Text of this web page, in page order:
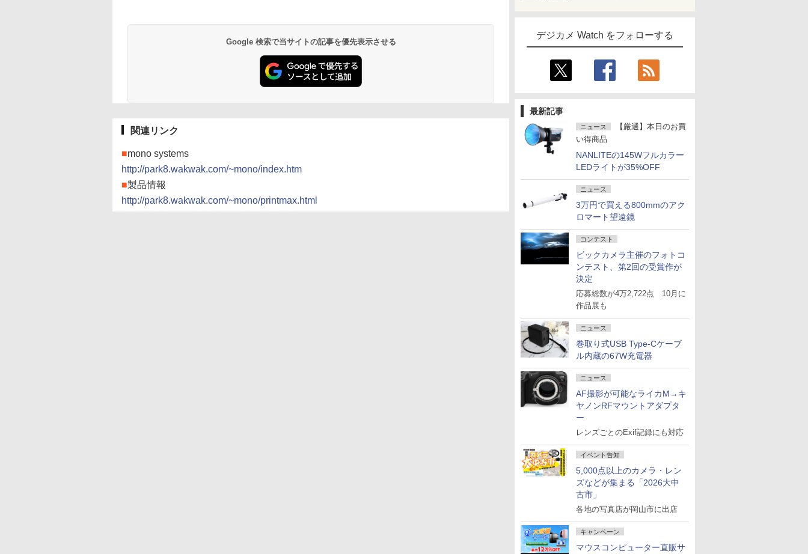
デジカメ Watch をフォローする
最新記事
ニュース
【厳選】本日のお買
い得商品
NANLITEの145Wフルカラー
LEDライトが35%OFF
ニュース
3万円で買える800mmのアク
ロマート望遠鏡
コンテスト
ビックカメラ主催のフォトコ
ンテスト、第2回の受賞作が
決定
応募総数が4万2,722点 10月に
作品展も
ニュース
巻取り式USB Type-Cケーブ
ル内蔵の67W充電器
ニュース
AF撮影が可能なライカM→キ
ヤノンRFマウントアダプタ
ー
レンズごとのExif記録にも対応
イベント告知
5,000点以上のカメラ・レン
ズなどが集まる「2026大中
古市」
各地の写真店が岡山市に出店
キャンペーン
マウスコンピューター直販サ
Google 検索で当サイトの記事を優先表示させる
関連リンク
■mono systems
http://park8.wakwak.com/~mono/index.htm
■製品情報
http://park8.wakwak.com/~mono/printmax.html